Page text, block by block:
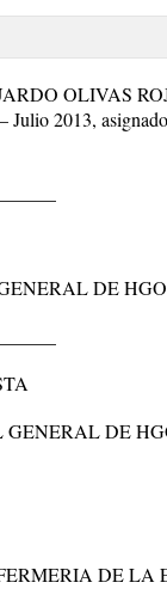
OLIVAS
Julio 2013,
DE
GENERAL DE
DE LA